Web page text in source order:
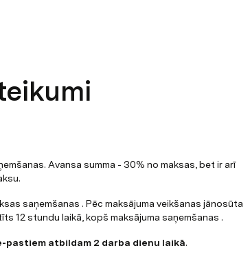
Avansa summa - 30% no maksas, bet ir arī
saņemšanas . Pēc maksājuma veikšanas jānosūta
12 stundu laikā, kopš maksājuma saņemšanas .
pastiem atbildam 2 darba dienu laikā.